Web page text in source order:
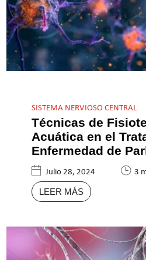
SISTEMA NERVIOSO CENTRAL
Técnicas de
Acuática en el
Enfermedad de
Julio 28, 2024 3
LEER MÁS